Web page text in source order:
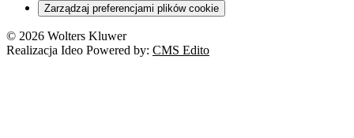
Zarządzaj preferencjami plików cookie
© 2026 Wolters Kluwer
Realizacja Ideo Powered by: CMS Edito